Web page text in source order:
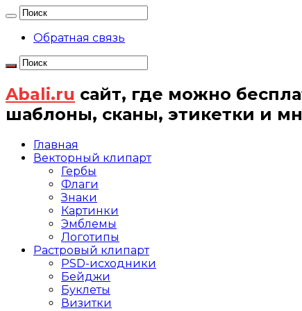
Обратная связь
Abali.ru сайт, где можно
шаблоны, сканы, этикетки и
Главная
Векторный клипарт
Гербы
Флаги
Знаки
Картинки
Эмблемы
Логотипы
Растровый клипарт
PSD-исходники
Бейджи
Буклеты
Визитки